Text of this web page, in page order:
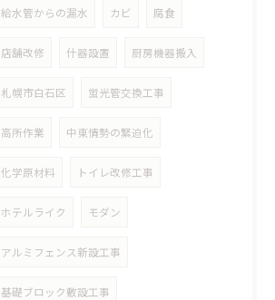
給水管からの漏水 カビ 腐食
店舗改修 什器設置 厨房機器搬入
札幌市白石区 蛍光管交換工事
高所作業 中東情勢の緊迫化
化学原材料 トイレ改修工事
ホテルライク モダン
アルミフェンス新設工事
基礎ブロック敷設工事